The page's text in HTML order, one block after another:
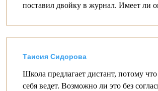
поставил двойку в журнал. Имеет ли
Таисия Сидорова
Школа предлагает дистант, потому
себя ведет. Возможно ли это без